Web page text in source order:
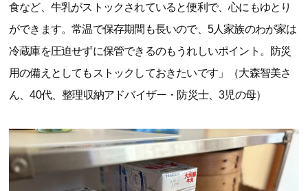
食など、牛乳がストックされていると便利で、心にもゆとり
ができます。常温で保存期間も長いので、5人家族のわが家は
冷蔵庫を圧迫せずに保管できるのもうれしいポイント。防災
用の備えとしてもストックしておきたいです」（大森智美さ
ん、40代、整理収納アドバイザー・防災士、3児の母）